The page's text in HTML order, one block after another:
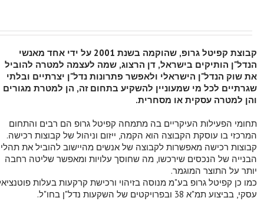
קבוצת קפיטל גרופ, שהוקמה בשנת 2001 על ידי אחד מאנשי
הנדל"ן הותיקים בישראל, דן הרצוג, שמה לעצמה למטרה להוביל
את שוק הנדל"ן הישראלי ולאפשר פתרונות נדל"ן יצרתיים ובלתי
שגרתיים לכל מי שמעוניין להשקיע בתחום זה, הן למטרת מגורים
והן למטרה עסקית או מסחרית.
תחומי הפעילות העיקריים בה מתמחה קפיטל גרופ הם רבים והתחום
המרכזי בו עוסקת הקבוצה הוא הקמה, ייזום וניהול של קבוצות רכישה.
קבוצות רכישה מאפשרות לקבוצה של אנשים מהיישוב להוביל את
הבנייה של הנכסים שירכשו, מה שחוסך עלויות ומאפשר שליטה רחבה
יותר על התוצר המוגמר.
כמו כן קפיטל גרופ בע"מ מנוסה בזיהוי ורכישת קרקעות בעלות
עסקי, בביצוע תמ"א 38 ובפרויקטים של השקעות נדל"ן בחו"ל.